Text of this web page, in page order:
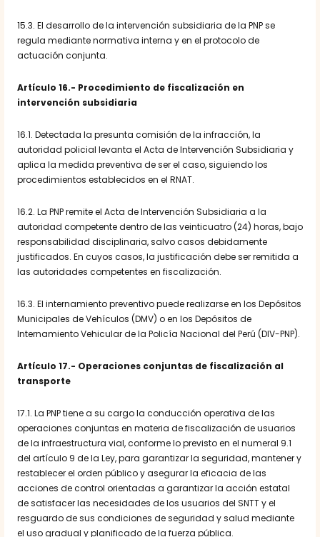
15.3. El desarrollo de la intervención subsidiaria de la PNP se
regula mediante normativa interna y en el protocolo de
actuación conjunta.
Artículo 16.- Procedimiento de fiscalización en
intervención subsidiaria
16.1. Detectada la presunta comisión de la infracción, la
autoridad policial levanta el Acta de Intervención Subsidiaria y
aplica la medida preventiva de ser el caso, siguiendo los
procedimientos establecidos en el RNAT.
16.2. La PNP remite el Acta de Intervención Subsidiaria a la
autoridad competente dentro de las veinticuatro (24) horas, bajo
responsabilidad disciplinaria, salvo casos debidamente
justificados. En cuyos casos, la justificación debe ser remitida a
las autoridades competentes en fiscalización.
16.3. El internamiento preventivo puede realizarse en los Depósitos
Municipales de Vehículos (DMV) o en los Depósitos de
Internamiento Vehicular de la Policía Nacional del Perú (DIV-PNP).
Artículo 17.- Operaciones conjuntas de fiscalización al
transporte
17.1. La PNP tiene a su cargo la conducción operativa de las
operaciones conjuntas en materia de fiscalización de usuarios
de la infraestructura vial, conforme lo previsto en el numeral 9.1
del artículo 9 de la Ley, para garantizar la seguridad, mantener y
restablecer el orden público y asegurar la eficacia de las
acciones de control orientadas a garantizar la acción estatal
de satisfacer las necesidades de los usuarios del SNTT y el
resguardo de sus condiciones de seguridad y salud mediante
el uso gradual y planificado de la fuerza pública.